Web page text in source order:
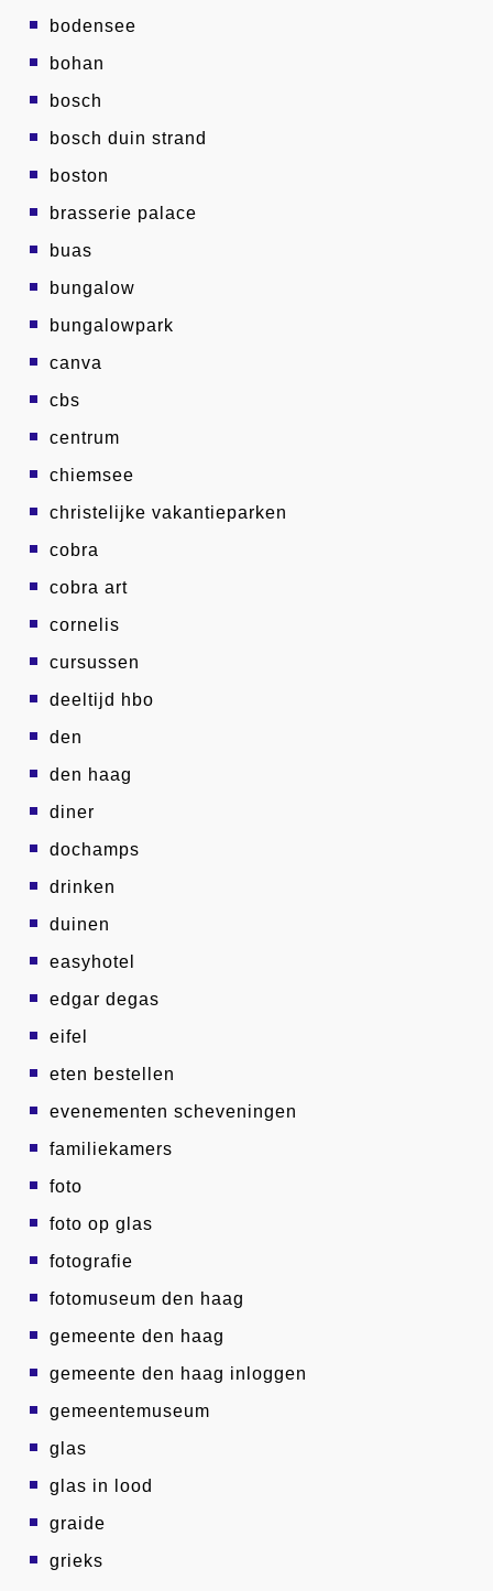
bodensee
bohan
bosch
bosch duin strand
boston
brasserie palace
buas
bungalow
bungalowpark
canva
cbs
centrum
chiemsee
christelijke vakantieparken
cobra
cobra art
cornelis
cursussen
deeltijd hbo
den
den haag
diner
dochamps
drinken
duinen
easyhotel
edgar degas
eifel
eten bestellen
evenementen scheveningen
familiekamers
foto
foto op glas
fotografie
fotomuseum den haag
gemeente den haag
gemeente den haag inloggen
gemeentemuseum
glas
glas in lood
graide
grieks